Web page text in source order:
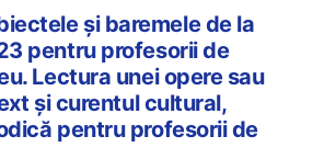
și baremele de la
pentru profesorii de
Lectura unei opere sau
și curentul cultural,
pentru profesorii de